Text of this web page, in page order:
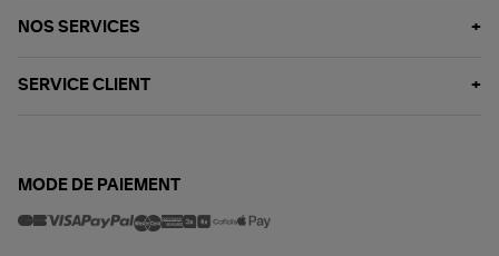
NOS SERVICES
SERVICE CLIENT
MODE DE PAIEMENT